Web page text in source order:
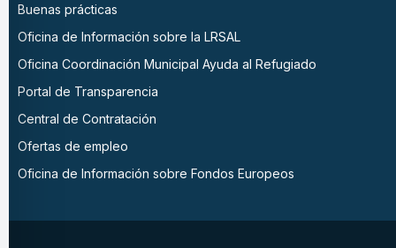
Buenas prácticas
Oficina de Información sobre la LRSAL
Oficina Coordinación Municipal Ayuda al Refugiado
Portal de Transparencia
Central de Contratación
Ofertas de empleo
Oficina de Información sobre Fondos Europeos